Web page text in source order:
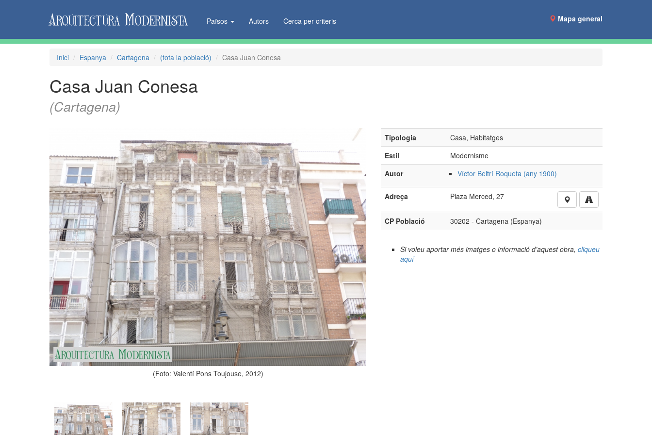
Països Autors Cerca per criteris Mapa general
Inici Espanya Cartagena (tota la població) Casa Juan Conesa
Casa Juan Conesa
(Cartagena)
(Foto: Valentí Pons Toujouse, 2012)
Tipologia
Casa, Habitatges
Estil
Modernisme
Autor
Víctor Beltrí Roqueta (any 1900)
Adreça Plaza Merced, 27
CP Població 30202 - Cartagena (Espanya)
Si voleu aportar més imatges o informació d’aquest obra, cliqueu
aquí